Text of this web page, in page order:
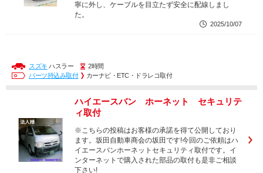
寧に外し、ケーブルを目立たず安全に配線しまし
た。
2025/10/07
スズキ ハスラー
2時間
パーツ持込み取付
カーナビ・ETC・ドラレコ取付
ハイエースバン ホーネット セキュリテ
ィ取付
※こちらの投稿はお客様の承諾を得て公開しており
ます。坂田自動車商会の坂田です!今回のご依頼はハ
イエースバンホーネットセキュリティ取付です。イ
ンターネットで購入された部品の取付も是非ご相談
下さい!